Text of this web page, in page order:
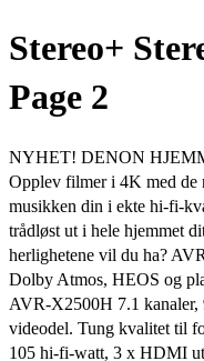
Stereo+
Page 2
NYHET! DENON
Opplev filmer i 4K med de
musikken din i ekte hi-fi-
trådløst ut i hele hjemmet
herlighetene vil du ha?
Dolby Atmos, HEOS og
AVR-X2500H 7.1
videodel. Tung kvalitet til
105 hi-fi-watt, 3 x HDMI